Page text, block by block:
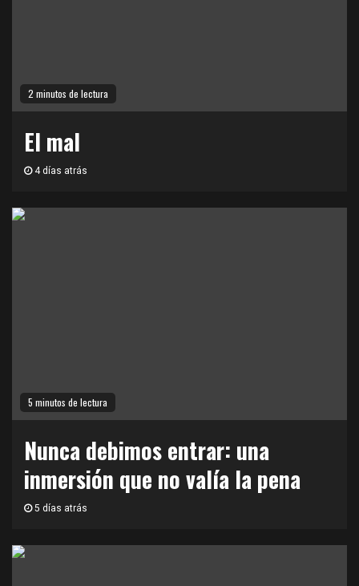
2 minutos de lectura
El mal
4 días atrás
5 minutos de lectura
Nunca debimos entrar: una
inmersión que no valía la pena
5 días atrás